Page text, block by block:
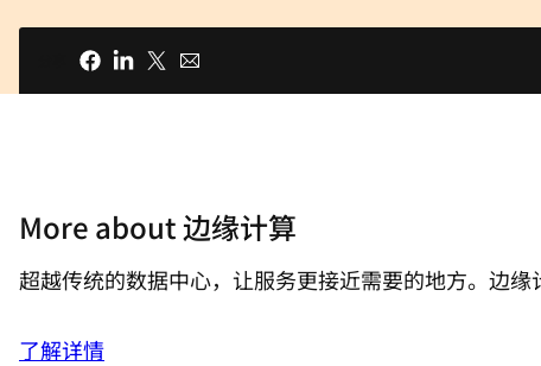
More about 边缘计算
超越传统的数据中心，让服务更接近需要的地方。边
了解详情